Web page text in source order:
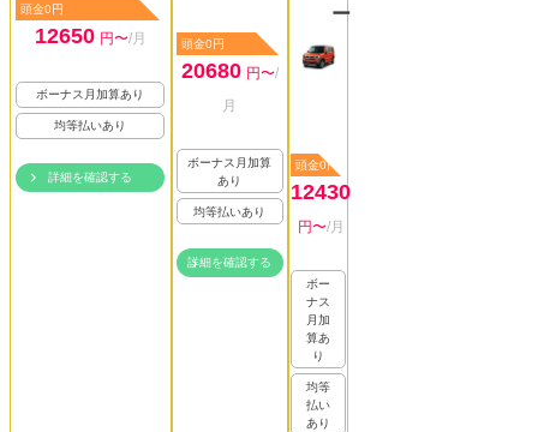
頭金0円
12650 円〜/月
ボーナス月加算あり
均等払いあり
詳細を確認する
頭金0円
20680 円〜/
月
ボーナス月加算
あり
均等払いあり
詳細を確認する
ー
頭金0円
12430
円〜/月
ボー
ナス
月加
算あ
り
均等
払い
あり